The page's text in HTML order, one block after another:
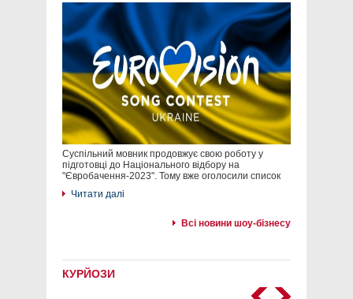
Суспільний мовник продовжує свою роботу у
підготовці до Національного відбору на
"Євробачення-2023". Тому вже оголосили список
Читати далі
Всі новини шоу-бізнесу
КУРЙОЗИ